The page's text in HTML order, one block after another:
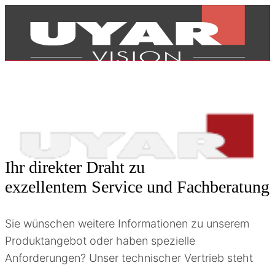
Produkte
Ihr direkter Draht zu
exzellentem Service und Fachberatung
Sie wünschen weitere Informationen zu unserem
Produktangebot oder haben spezielle
Anforderungen? Unser technischer Vertrieb steht